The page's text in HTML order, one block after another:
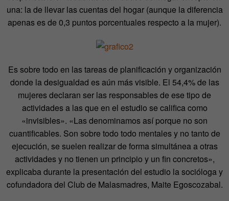
una: la de llevar las cuentas del hogar (aunque la diferencia
apenas es de 0,3 puntos porcentuales respecto a la mujer).
Es sobre todo en las tareas de planificación y organización
donde la desigualdad es aún más visible. El 54,4% de las
mujeres declaran ser las responsables de ese tipo de
actividades a las que en el estudio se califica como
«invisibles». «Las denominamos así porque no son
cuantificables. Son sobre todo todo mentales y no tanto de
ejecución, se suelen realizar de forma simultánea a otras
actividades y no tienen un principio y un fin concretos»,
explicaba durante la presentación del estudio la socióloga y
cofundadora del Club de Malasmadres, Maite Egoscozabal.